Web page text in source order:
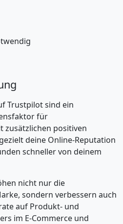
Trustpilot sind ein
für
zusätzlichen positiven
deine Online-Reputation
schneller von deinem
nicht nur die
sondern verbessern auch
auf Produkt- und
im E-Commerce und